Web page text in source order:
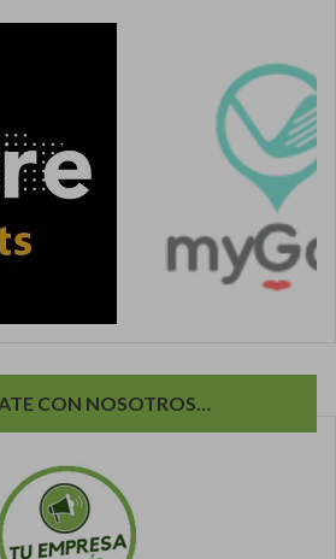
CON NOSOTROS…